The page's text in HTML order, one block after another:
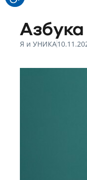
Я и УНИКА